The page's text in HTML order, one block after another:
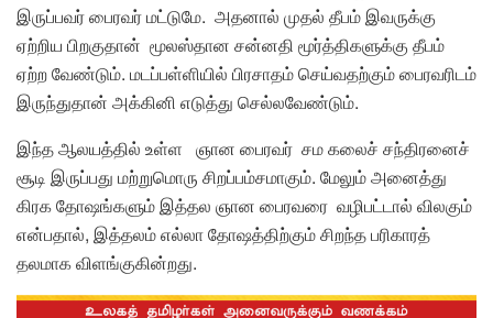
இருப்பவர் பைரவர் மட்டுமே. அதனால் முதல் தீபம் இவருக்கு
ஏற்றிய பிறகுதான் மூலஸ்தான சன்னதி மூர்த்திகளுக்கு தீபம்
ஏற்ற வேண்டும். மடப்பள்ளியில் பிரசாதம் செய்வதற்கும் பைரவரிடம்
இருந்துதான் அக்கினி எடுத்து செல்லவேண்டும்.
இந்த ஆலயத்தில் உள்ள ஞான பைரவர் சம கலைச் சந்திரனைச்
சூடி இருப்பது மற்றுமொரு சிறப்பம்சமாகும். மேலும் அனைத்து
கிரக தோஷங்களும் இத்தல ஞான பைரவரை வழிபட்டால் விலகும்
என்பதால், இத்தலம் எல்லா தோஷத்திற்கும் சிறந்த பரிகாரத்
தலமாக விளங்குகின்றது.